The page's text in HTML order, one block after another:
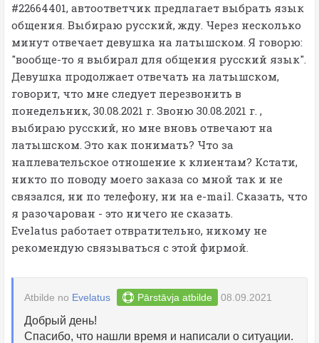
#22664401, автоответчик предлагает выбрать язык
общения. Выбираю русский, жду. Через несколько
минут отвечает девушка на латышском. Я говорю:
"вообще-то я выбирал для общения русский язык".
Девушка продолжает отвечать на латышском,
говорит, что мне следует перезвонить в
понедельник, 30.08.2021 г. Звоню 30.08.2021 г. ,
выбираю русский, но мне вновь отвечают на
латышском. Это как понимать? Что за
наплевательское отношение к клиентам? Кстати,
никто по поводу моего заказа со мной так и не
связался, ни по телефону, ни на e-mail. Сказать, что
я разочарован - это ничего не сказать.
Evelatus работает отвратительно, никому не
рекомендую связываться с этой фирмой.
Atbilde no Evelatus Pārstāvja atbilde 08.09.2021
Добрый день!
Спасибо, что нашли время и написали о ситуации.